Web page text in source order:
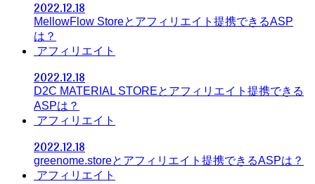
2022.12.18
MellowFlow Storeとアフィリエイト提携できるASP
は？
アフィリエイト
2022.12.18
D2C MATERIAL STOREとアフィリエイト提携できる
ASPは？
アフィリエイト
2022.12.18
greenome.storeとアフィリエイト提携できるASPは？
アフィリエイト